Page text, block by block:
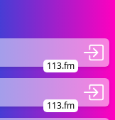
113.fm
113.fm